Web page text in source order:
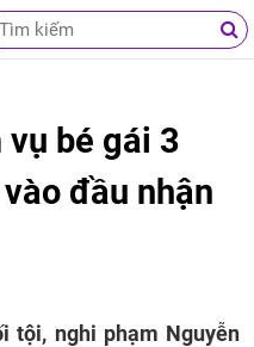
vụ bé gái 3
đầu nhận
tội, nghi phạm Nguyễn